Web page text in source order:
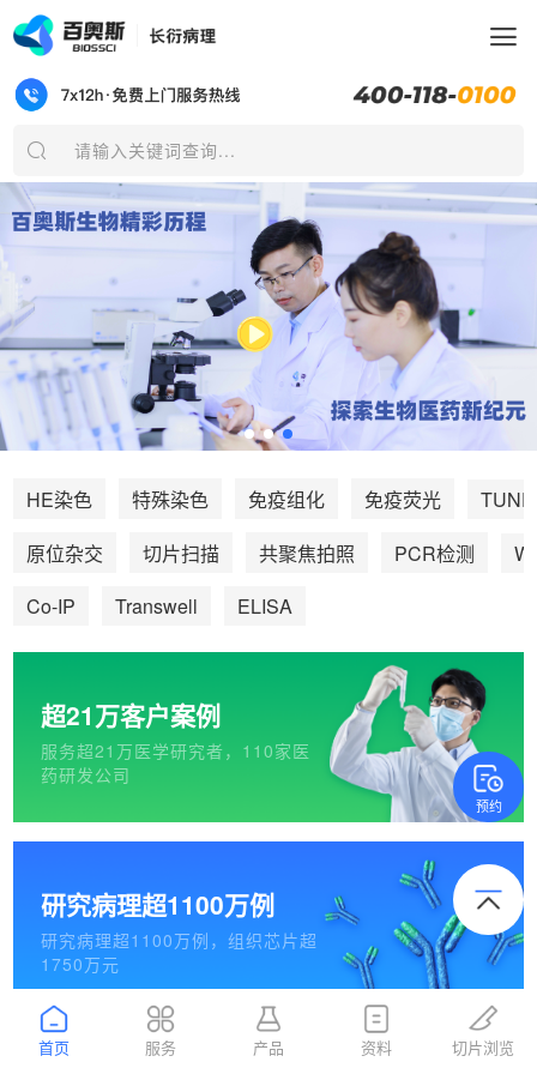
预约
请输入关键词查询...
HE染色 特殊染色 免疫组化 免疫荧光
原位杂交
切片扫描 共聚焦拍照 PCR检测
Co-IP
Transwell ELISA
超21万客户案例
服务超21万医学研究者，110家医
药研发公司
研究病理超1100万例
研究病理超1100万例，组织芯片超
1750万元
首页 服务 产品 资料 切片浏览